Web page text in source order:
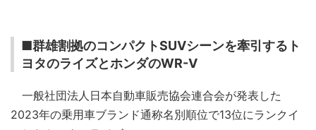
■群雄割拠のコンパクトSUVシーンを牽引するト
ヨタのライズとホンダのWR-V
一般社団法人日本自動車販売協会連合会が発表した
2023年の乗用車ブランド通称名別順位で13位にランクイ